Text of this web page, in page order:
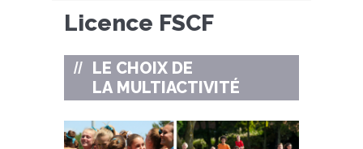
Licence FSCF
LE CHOIX DE
LA MULTIACTIVITÉ